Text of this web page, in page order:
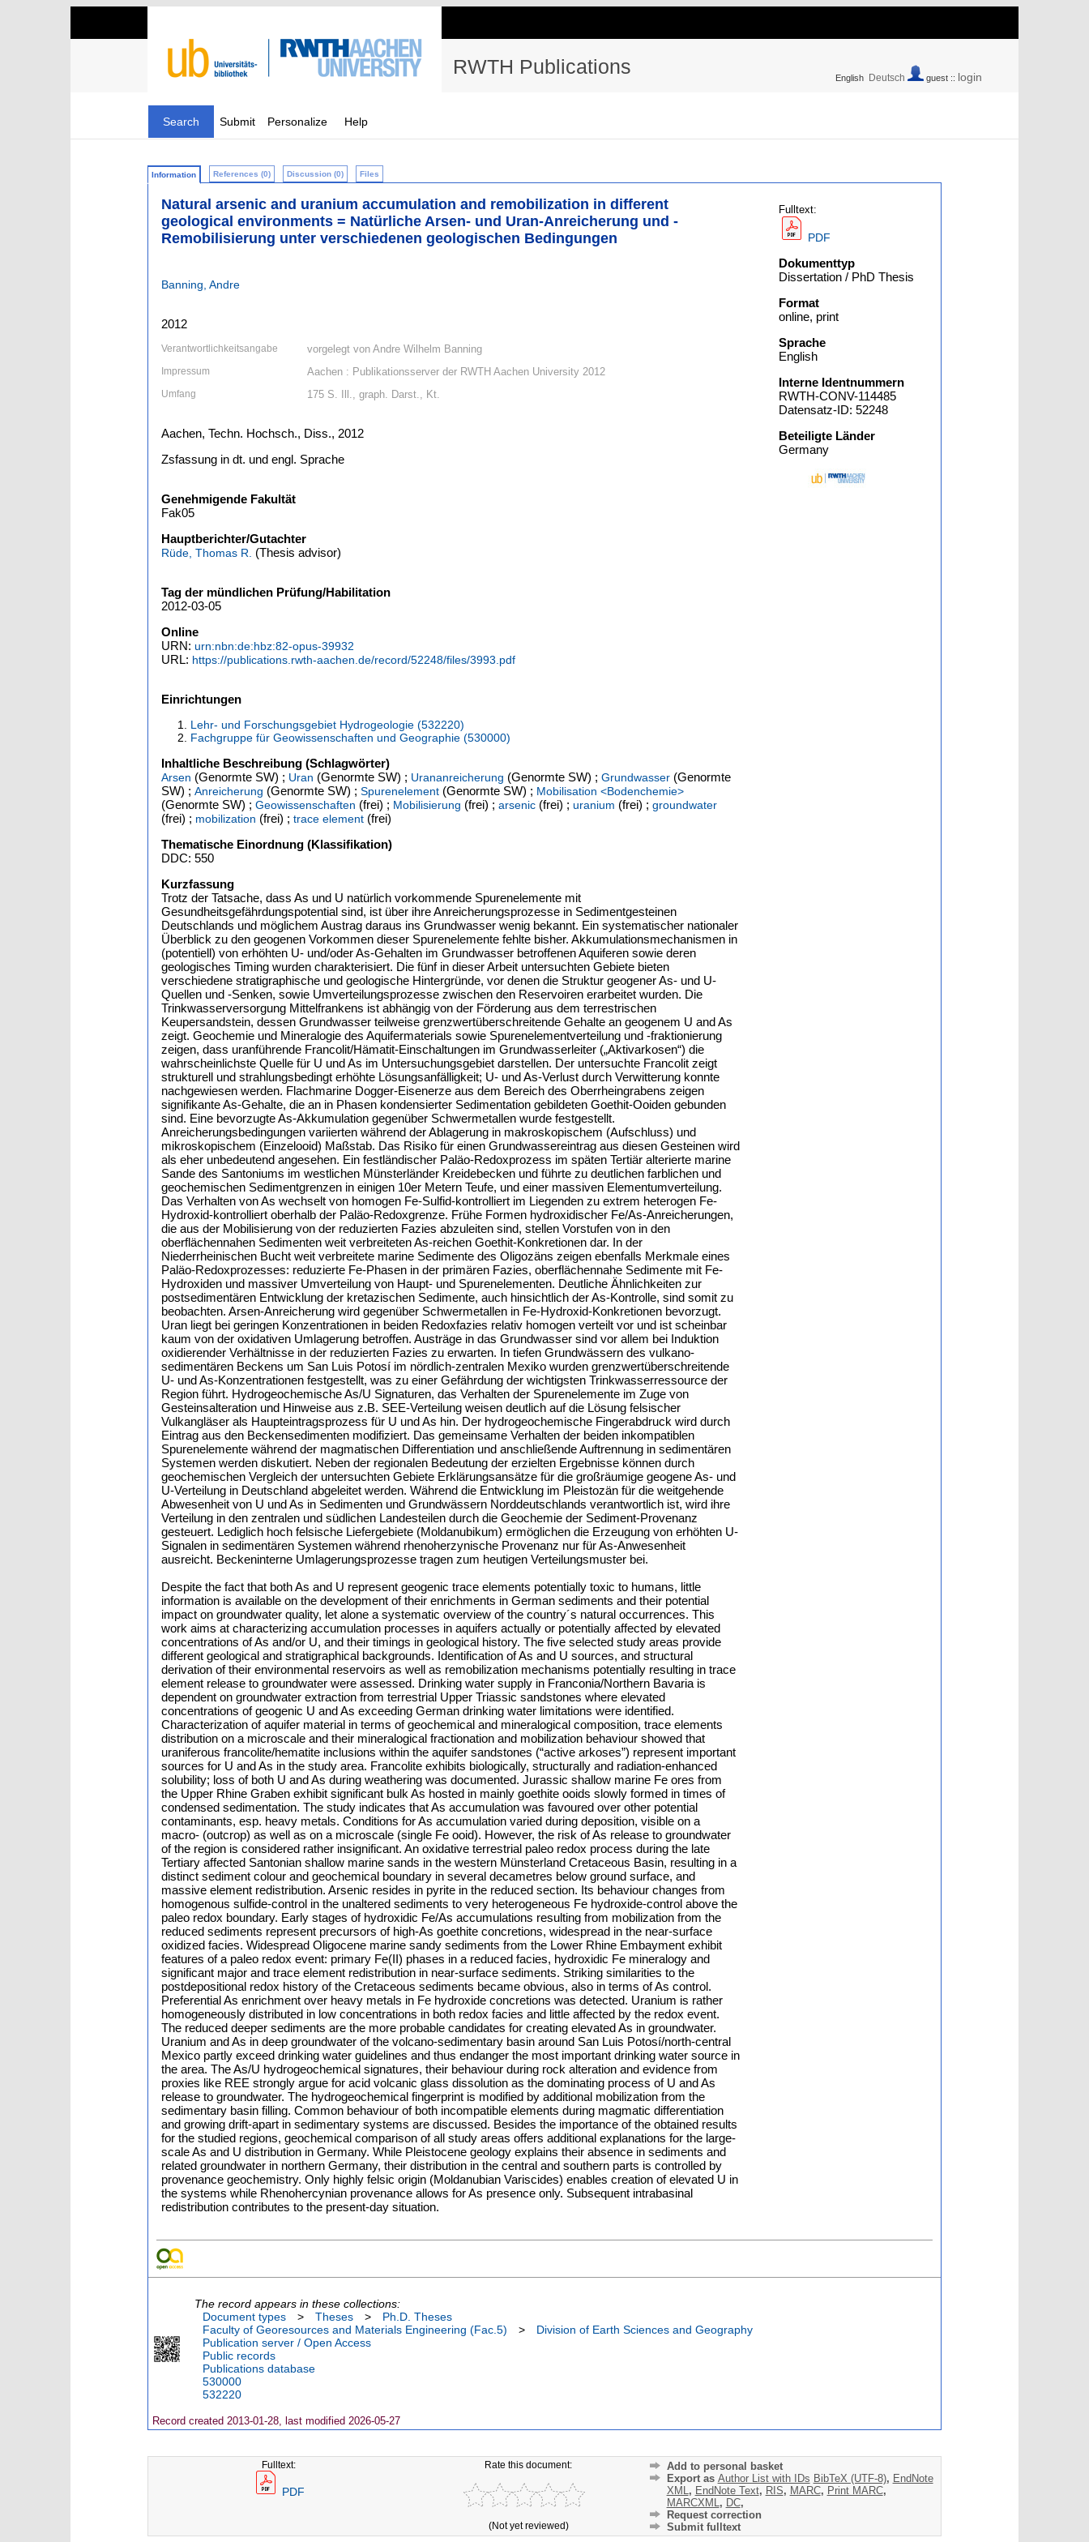
RWTH Publications English Deutsch guest :: login
Search Submit Personalize Help
Information References (0) Discussion (0) Files
Natural arsenic and uranium accumulation and remobilization in different
geological environments = Natürliche Arsen- und Uran-Anreicherung und -
Remobilisierung unter verschiedenen geologischen Bedingungen
Banning, Andre
2012
Verantwortlichkeitsangabe vorgelegt von Andre Wilhelm Banning
Impressum Aachen : Publikationsserver der RWTH Aachen University 2012
Umfang 175 S. Ill., graph. Darst., Kt.
Aachen, Techn. Hochsch., Diss., 2012
Zsfassung in dt. und engl. Sprache
Genehmigende Fakultät
Fak05
Hauptberichter/Gutachter
Rüde, Thomas R. (Thesis advisor)
Tag der mündlichen Prüfung/Habilitation
2012-03-05
Online
URN: urn:nbn:de:hbz:82-opus-39932
URL: https://publications.rwth-aachen.de/record/52248/files/3993.pdf
Einrichtungen
Lehr- und Forschungsgebiet Hydrogeologie (532220)
Fachgruppe für Geowissenschaften und Geographie (530000)
Inhaltliche Beschreibung (Schlagwörter)
Arsen (Genormte SW) ; Uran (Genormte SW) ; Urananreicherung (Genormte SW) ; Grundwasser (Genormte
SW) ; Anreicherung (Genormte SW) ; Spurenelement (Genormte SW) ; Mobilisation <Bodenchemie>
(Genormte SW) ; Geowissenschaften (frei) ; Mobilisierung (frei) ; arsenic (frei) ; uranium (frei) ; groundwater
(frei) ; mobilization (frei) ; trace element (frei)
Thematische Einordnung (Klassifikation)
DDC: 550
Kurzfassung
Trotz der Tatsache, dass As und U natürlich vorkommende Spurenelemente mit
Gesundheitsgefährdungspotential sind, ist über ihre Anreicherungsprozesse in Sedimentgesteinen
Deutschlands und möglichem Austrag daraus ins Grundwasser wenig bekannt. Ein systematischer nationaler
Überblick zu den geogenen Vorkommen dieser Spurenelemente fehlte bisher. Akkumulationsmechanismen in
(potentiell) von erhöhten U- und/oder As-Gehalten im Grundwasser betroffenen Aquiferen sowie deren
geologisches Timing wurden charakterisiert. Die fünf in dieser Arbeit untersuchten Gebiete bieten
verschiedene stratigraphische und geologische Hintergründe, vor denen die Struktur geogener As- und U-
Quellen und -Senken, sowie Umverteilungsprozesse zwischen den Reservoiren erarbeitet wurden. Die
Trinkwasserversorgung Mittelfrankens ist abhängig von der Förderung aus dem terrestrischen
Keupersandstein, dessen Grundwasser teilweise grenzwertüberschreitende Gehalte an geogenem U and As
zeigt. Geochemie und Mineralogie des Aquifermaterials sowie Spurenelementverteilung und -fraktionierung
zeigen, dass uranführende Francolit/Hämatit-Einschaltungen im Grundwasserleiter („Aktivarkosen“) die
wahrscheinlichste Quelle für U und As im Untersuchungsgebiet darstellen. Der untersuchte Francolit zeigt
strukturell und strahlungsbedingt erhöhte Lösungsanfälligkeit; U- und As-Verlust durch Verwitterung konnte
nachgewiesen werden. Flachmarine Dogger-Eisenerze aus dem Bereich des Oberrheingrabens zeigen
signifikante As-Gehalte, die an in Phasen kondensierter Sedimentation gebildeten Goethit-Ooiden gebunden
sind. Eine bevorzugte As-Akkumulation gegenüber Schwermetallen wurde festgestellt.
Anreicherungsbedingungen variierten während der Ablagerung in makroskopischem (Aufschluss) und
mikroskopischem (Einzelooid) Maßstab. Das Risiko für einen Grundwassereintrag aus diesen Gesteinen wird
als eher unbedeutend angesehen. Ein festländischer Paläo-Redoxprozess im späten Tertiär alterierte marine
Sande des Santoniums im westlichen Münsterländer Kreidebecken und führte zu deutlichen farblichen und
geochemischen Sedimentgrenzen in einigen 10er Metern Teufe, und einer massiven Elementumverteilung.
Das Verhalten von As wechselt von homogen Fe-Sulfid-kontrolliert im Liegenden zu extrem heterogen Fe-
Hydroxid-kontrolliert oberhalb der Paläo-Redoxgrenze. Frühe Formen hydroxidischer Fe/As-Anreicherungen,
die aus der Mobilisierung von der reduzierten Fazies abzuleiten sind, stellen Vorstufen von in den
oberflächennahen Sedimenten weit verbreiteten As-reichen Goethit-Konkretionen dar. In der
Niederrheinischen Bucht weit verbreitete marine Sedimente des Oligozäns zeigen ebenfalls Merkmale eines
Paläo-Redoxprozesses: reduzierte Fe-Phasen in der primären Fazies, oberflächennahe Sedimente mit Fe-
Hydroxiden und massiver Umverteilung von Haupt- und Spurenelementen. Deutliche Ähnlichkeiten zur
postsedimentären Entwicklung der kretazischen Sedimente, auch hinsichtlich der As-Kontrolle, sind somit zu
beobachten. Arsen-Anreicherung wird gegenüber Schwermetallen in Fe-Hydroxid-Konkretionen bevorzugt.
Uran liegt bei geringen Konzentrationen in beiden Redoxfazies relativ homogen verteilt vor und ist scheinbar
kaum von der oxidativen Umlagerung betroffen. Austräge in das Grundwasser sind vor allem bei Induktion
oxidierender Verhältnisse in der reduzierten Fazies zu erwarten. In tiefen Grundwässern des vulkano-
sedimentären Beckens um San Luis Potosí im nördlich-zentralen Mexiko wurden grenzwertüberschreitende
U- und As-Konzentrationen festgestellt, was zu einer Gefährdung der wichtigsten Trinkwasserressource der
Region führt. Hydrogeochemische As/U Signaturen, das Verhalten der Spurenelemente im Zuge von
Gesteinsalteration und Hinweise aus z.B. SEE-Verteilung weisen deutlich auf die Lösung felsischer
Vulkangläser als Haupteintragsprozess für U und As hin. Der hydrogeochemische Fingerabdruck wird durch
Eintrag aus den Beckensedimenten modifiziert. Das gemeinsame Verhalten der beiden inkompatiblen
Spurenelemente während der magmatischen Differentiation und anschließende Auftrennung in sedimentären
Systemen werden diskutiert. Neben der regionalen Bedeutung der erzielten Ergebnisse können durch
geochemischen Vergleich der untersuchten Gebiete Erklärungsansätze für die großräumige geogene As- und
U-Verteilung in Deutschland abgeleitet werden. Während die Entwicklung im Pleistozän für die weitgehende
Abwesenheit von U und As in Sedimenten und Grundwässern Norddeutschlands verantwortlich ist, wird ihre
Verteilung in den zentralen und südlichen Landesteilen durch die Geochemie der Sediment-Provenanz
gesteuert. Lediglich hoch felsische Liefergebiete (Moldanubikum) ermöglichen die Erzeugung von erhöhten U-
Signalen in sedimentären Systemen während rhenoherzynische Provenanz nur für As-Anwesenheit
ausreicht. Beckeninterne Umlagerungsprozesse tragen zum heutigen Verteilungsmuster bei.
Despite the fact that both As and U represent geogenic trace elements potentially toxic to humans, little
information is available on the development of their enrichments in German sediments and their potential
impact on groundwater quality, let alone a systematic overview of the country´s natural occurrences. This
work aims at characterizing accumulation processes in aquifers actually or potentially affected by elevated
concentrations of As and/or U, and their timings in geological history. The five selected study areas provide
different geological and stratigraphical backgrounds. Identification of As and U sources, and structural
derivation of their environmental reservoirs as well as remobilization mechanisms potentially resulting in trace
element release to groundwater were assessed. Drinking water supply in Franconia/Northern Bavaria is
dependent on groundwater extraction from terrestrial Upper Triassic sandstones where elevated
concentrations of geogenic U and As exceeding German drinking water limitations were identified.
Characterization of aquifer material in terms of geochemical and mineralogical composition, trace elements
distribution on a microscale and their mineralogical fractionation and mobilization behaviour showed that
uraniferous francolite/hematite inclusions within the aquifer sandstones (“active arkoses”) represent important
sources for U and As in the study area. Francolite exhibits biologically, structurally and radiation-enhanced
solubility; loss of both U and As during weathering was documented. Jurassic shallow marine Fe ores from
the Upper Rhine Graben exhibit significant bulk As hosted in mainly goethite ooids slowly formed in times of
condensed sedimentation. The study indicates that As accumulation was favoured over other potential
contaminants, esp. heavy metals. Conditions for As accumulation varied during deposition, visible on a
macro- (outcrop) as well as on a microscale (single Fe ooid). However, the risk of As release to groundwater
of the region is considered rather insignificant. An oxidative terrestrial paleo redox process during the late
Tertiary affected Santonian shallow marine sands in the western Münsterland Cretaceous Basin, resulting in a
distinct sediment colour and geochemical boundary in several decametres below ground surface, and
massive element redistribution. Arsenic resides in pyrite in the reduced section. Its behaviour changes from
homogenous sulfide-control in the unaltered sediments to very heterogeneous Fe hydroxide-control above the
paleo redox boundary. Early stages of hydroxidic Fe/As accumulations resulting from mobilization from the
reduced sediments represent precursors of high-As goethite concretions, widespread in the near-surface
oxidized facies. Widespread Oligocene marine sandy sediments from the Lower Rhine Embayment exhibit
features of a paleo redox event: primary Fe(II) phases in a reduced facies, hydroxidic Fe mineralogy and
significant major and trace element redistribution in near-surface sediments. Striking similarities to the
postdepositional redox history of the Cretaceous sediments became obvious, also in terms of As control.
Preferential As enrichment over heavy metals in Fe hydroxide concretions was detected. Uranium is rather
homogeneously distributed in low concentrations in both redox facies and little affected by the redox event.
The reduced deeper sediments are the more probable candidates for creating elevated As in groundwater.
Uranium and As in deep groundwater of the volcano-sedimentary basin around San Luis Potosí/north-central
Mexico partly exceed drinking water guidelines and thus endanger the most important drinking water source in
the area. The As/U hydrogeochemical signatures, their behaviour during rock alteration and evidence from
proxies like REE strongly argue for acid volcanic glass dissolution as the dominating process of U and As
release to groundwater. The hydrogeochemical fingerprint is modified by additional mobilization from the
sedimentary basin filling. Common behaviour of both incompatible elements during magmatic differentiation
and growing drift-apart in sedimentary systems are discussed. Besides the importance of the obtained results
for the studied regions, geochemical comparison of all study areas offers additional explanations for the large-
scale As and U distribution in Germany. While Pleistocene geology explains their absence in sediments and
related groundwater in northern Germany, their distribution in the central and southern parts is controlled by
provenance geochemistry. Only highly felsic origin (Moldanubian Variscides) enables creation of elevated U in
the systems while Rhenohercynian provenance allows for As presence only. Subsequent intrabasinal
redistribution contributes to the present-day situation.
Fulltext:
PDF
Dokumenttyp
Dissertation / PhD Thesis
Format
online, print
Sprache
English
Interne Identnummern
RWTH-CONV-114485
Datensatz-ID: 52248
Beteiligte Länder
Germany
The record appears in these collections:
Document types
> Theses >
Ph.D. Theses
Faculty of Georesources and Materials Engineering (Fac.5)
>
Division of Earth Sciences and Geography
Publication server / Open Access
Public records
Publications database
530000
532220
Record created 2013-01-28, last modified 2026-05-27
Fulltext:
PDF
Rate this document:
(Not yet reviewed)
Add to personal basket
Export as Author List with IDs BibTeX (UTF-8), EndNote
XML , EndNote Text, RIS, MARC, Print MARC,
MARCXML , DC,
Request correction
Submit fulltext